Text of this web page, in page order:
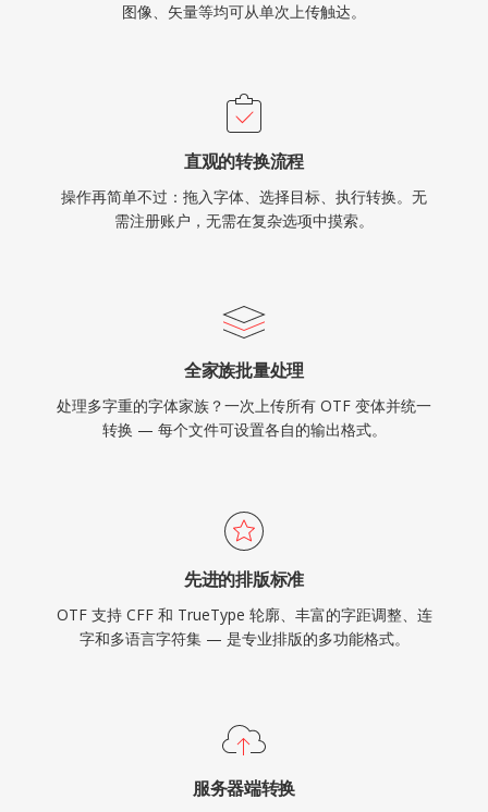
图像、矢量等均可从单次上传触达。
直观的转换流程
操作再简单不过：拖入字体、选择目标、执行转换。无
需注册账户，无需在复杂选项中摸索。
全家族批量处理
处理多字重的字体家族？一次上传所有 OTF 变体并统一
转换 — 每个文件可设置各自的输出格式。
先进的排版标准
OTF 支持 CFF 和 TrueType 轮廓、丰富的字距调整、连
字和多语言字符集 — 是专业排版的多功能格式。
服务器端转换